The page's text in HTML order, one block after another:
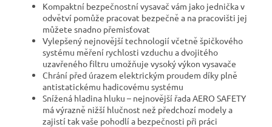
Kompaktní bezpečnostní vysavač vám jako jednička v
odvětví pomůže pracovat bezpečně a na pracovišti jej
můžete snadno přemisťovat
Vylepšený nejnovější technologií včetně špičkového
systému měření rychlosti vzduchu a dvojitého
uzavřeného filtru umožňuje vysoký výkon vysavače
Chrání před úrazem elektrickým proudem díky plně
antistatickému hadicovému systému
Snížená hladina hluku – nejnovější řada AERO SAFETY
má výrazně nižší hlučnost než předchozí modely a
zajistí tak vaše pohodlí a bezpečnosti při práci